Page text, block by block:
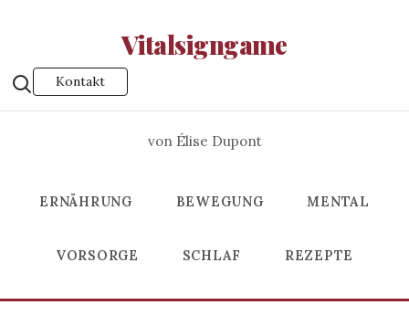
Vitalsigngame
Kontakt
von Élise Dupont
ERNÄHRUNG BEWEGUNG MENTAL
VORSORGE SCHLAF REZEPTE